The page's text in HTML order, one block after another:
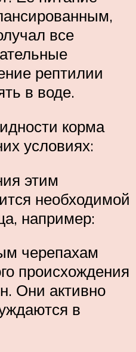
все
рептилии
в воде.
корма
условиях:
этим
необходимой
например:
черепахам
происхождения
Они активно
в